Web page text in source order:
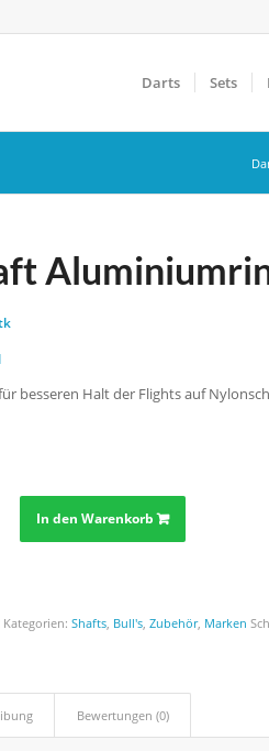
Darts Sets
für besseren Halt der Flights auf
In den Warenkorb
Kategorien:Shafts Bull's ,Zubehör, Marken
Bewertungen (0)